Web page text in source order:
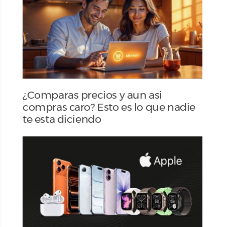
¿Comparas precios y aun asi
compras caro? Esto es lo que nadie
te esta diciendo